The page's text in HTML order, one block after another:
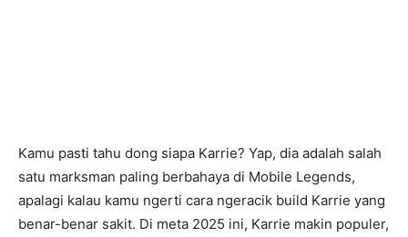
Kamu pasti tahu dong siapa Karrie? Yap, dia adalah salah
satu marksman paling berbahaya di Mobile Legends,
apalagi kalau kamu ngerti cara ngeracik build Karrie yang
benar-benar sakit. Di meta 2025 ini, Karrie makin populer,